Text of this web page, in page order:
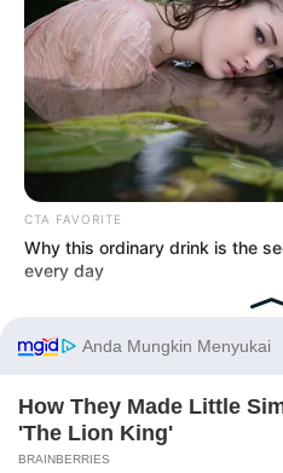
CTA FAVORITE
Why this ordinary drink is the
every day
Before You Go